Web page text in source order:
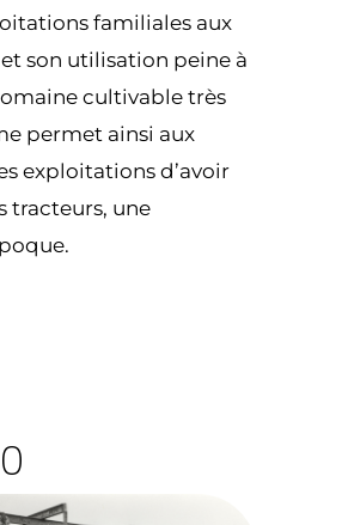
familiales aux
son utilisation peine à
cultivable très
permet ainsi aux
exploitations d’avoir
tracteurs, une